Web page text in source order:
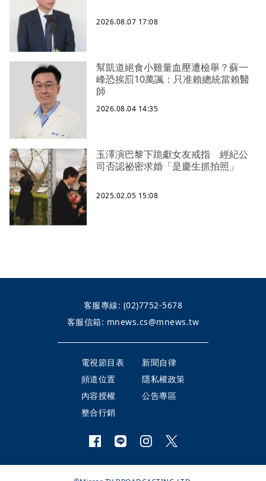
2026.08.07 17:08
幫凱道絕食小雞量血壓遭檢舉？蘇一
峰恐挨罰10萬諷：只准賴總統當賴醫
師
2026.08.04 14:35
玉澤演巴黎下跪獻女友戒指 經紀公
司否認祕密求婚「是慶生抓拍照」
2025.02.05 15:08
客服專線: (02)7752-5678
客服信箱: mnews.cs@mnews.tw
電視節目表
新聞自律
頻道位置
隱私權政策
內容授權
公告專區
整合行銷